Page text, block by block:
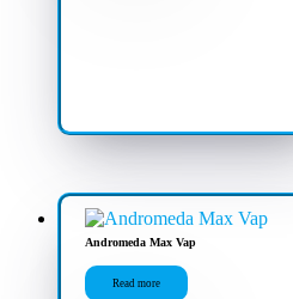
Andromeda Max Vap
Read more